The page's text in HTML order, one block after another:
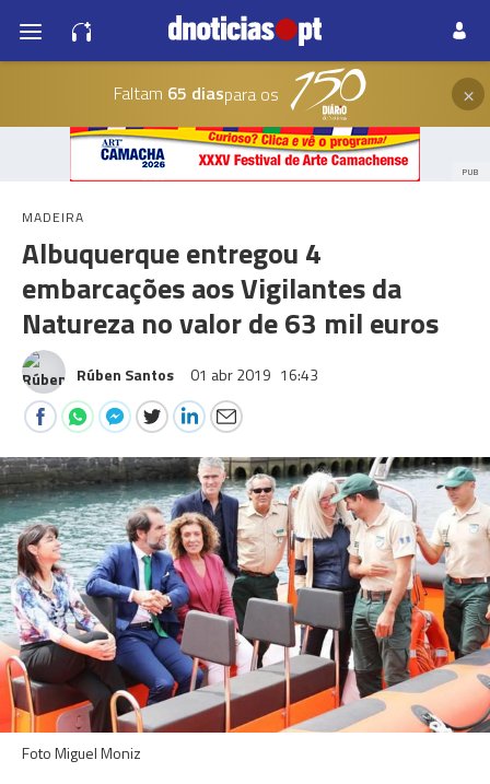
Faltam 65 diaspara os ×
PUB
MADEIRA
Albuquerque entregou 4
embarcações aos Vigilantes da
Natureza no valor de 63 mil euros
Rúben Santos 01 abr 2019 16:43
Foto Miguel Moniz